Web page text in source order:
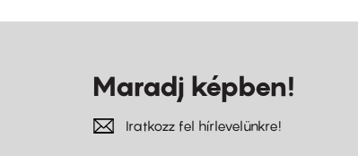
Maradj képben!
Iratkozz fel hírlevelünkre!